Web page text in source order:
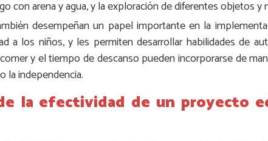
con arena y agua, y la exploración de diferentes objetos y
desempeñan un papel importante en la
a los niños, y les permiten desarrollar habilidades de
y el tiempo de descanso pueden incorporarse de
la independencia.
la efectividad de un proyecto